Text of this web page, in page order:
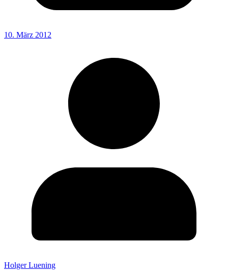
10. März 2012
Holger Luening